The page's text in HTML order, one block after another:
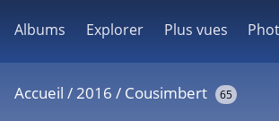
Albums Explorer Plus vues
Accueil /2016 / Cousimbert 65